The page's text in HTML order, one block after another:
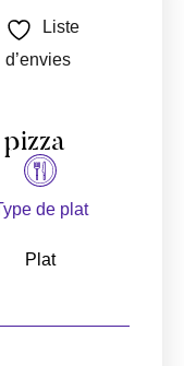
Liste
d’envies
de plat
Plat